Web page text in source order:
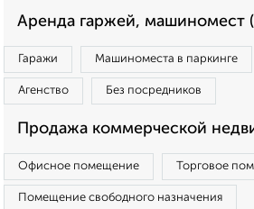
Аренда гаржей, машиномест
Гаражи Машиноместа в паркинге
Агенство Без посредников
Продажа коммерческой
Офисное помещение Торговое
Помещение свободного назначения